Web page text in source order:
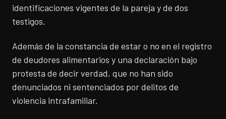
identificaciones vigentes de la pareja y de dos
testigos.
Además de la constancia de estar o no en el registro
de deudores alimentarios y una declaración bajo
protesta de decir verdad, que no han sido
denunciados ni sentenciados por delitos de
violencia intrafamiliar.